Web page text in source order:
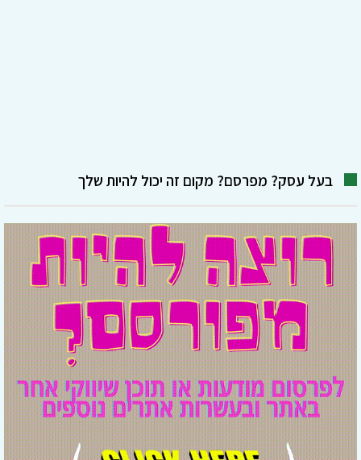
בעל עסק? מפרסם? מקום זה יכול להיות שלך